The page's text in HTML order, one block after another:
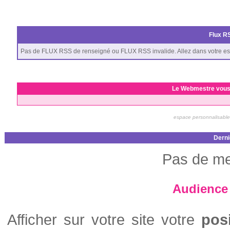
Flux
Pas de FLUX RSS de renseigné ou FLUX RSS invalide. Allez dans votre
Le Webmestre
espace
Pas de
Afficher sur votre site votre